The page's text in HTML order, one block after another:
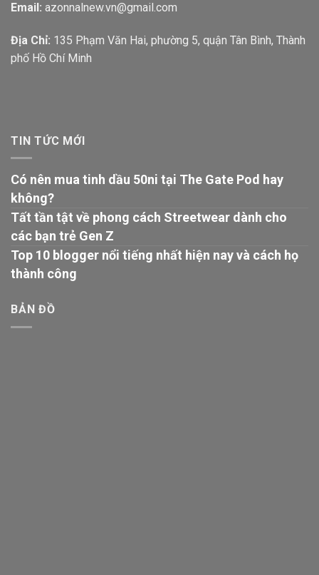
Email: azonnalnew.vn@gmail.com
Địa Chỉ: 135 Phạm Văn Hai, phường 5, quận Tân Bình, Thành
phố Hồ Chí Minh
TIN TỨC MỚI
Có nên mua tinh dầu 50ni tại The Gate Pod hay
không?
Tất tần tật về phong cách Streetwear dành cho
các bạn trẻ Gen Z
Top 10 blogger nổi tiếng nhất hiện nay và cách họ
thành công
BẢN ĐỒ